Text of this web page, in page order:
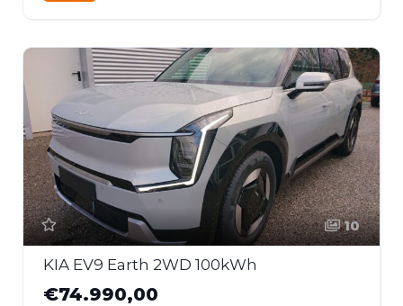
10
KIA EV9 Earth 2WD 100kWh
€74.990,00